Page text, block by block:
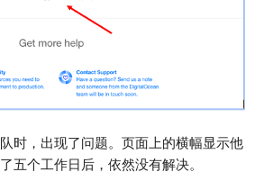
时，出现了问题。页面上的横幅显示他
五个工作日后，依然没有解决。